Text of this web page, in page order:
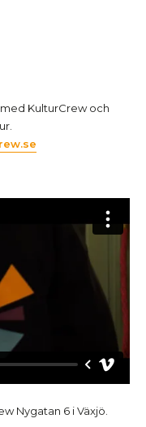
KulturCrew och
Nygatan 6 i Växjö.